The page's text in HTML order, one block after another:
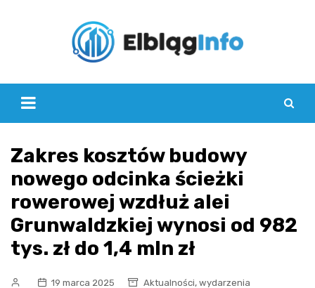
Zakres kosztów budowy
nowego odcinka ścieżki
rowerowej wzdłuż alei
Grunwaldzkiej wynosi od 982
tys. zł do 1,4 mln zł
19 marca 2025 Aktualności, wydarzenia